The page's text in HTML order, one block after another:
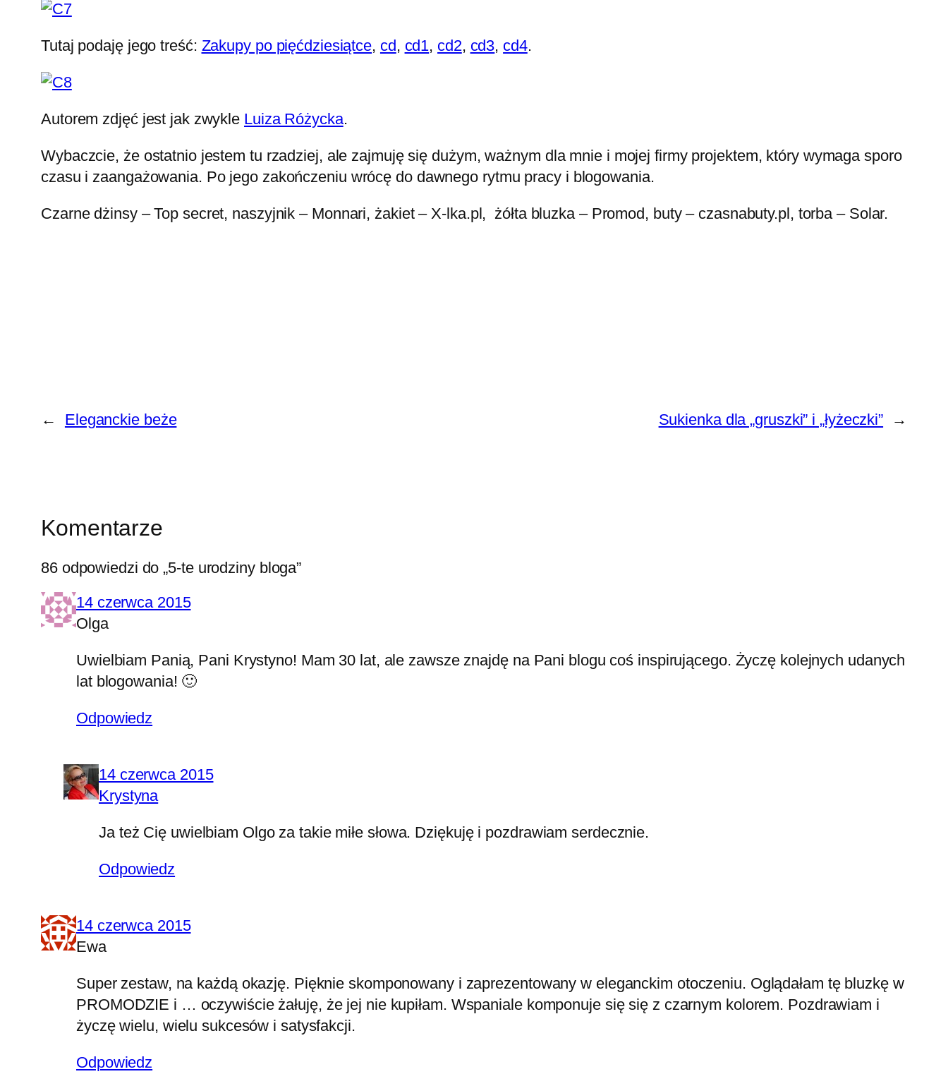
Tutaj podaję jego treść: Zakupy po pięćdziesiątce, cd , cd1, cd2, cd3, cd4.
Autorem zdjęć jest jak zwykle Luiza Różycka.
Wybaczcie, że ostatnio jestem tu rzadziej, ale zajmuję się dużym, ważnym dla mnie i mojej firmy projektem, który wymaga sporo
czasu i zaangażowania. Po jego zakończeniu wrócę do dawnego rytmu pracy i blogowania.
Czarne dżinsy – Top secret, naszyjnik – Monnari, żakiet – X-lka.pl, żółta bluzka – Promod, buty – czasnabuty.pl, torba – Solar.
← Eleganckie beże Sukienka dla „gruszki” i „łyżeczki” →
Komentarze
86 odpowiedzi do „5-te urodziny bloga”
14 czerwca 2015
Olga
Uwielbiam Panią, Pani Krystyno! Mam 30 lat, ale zawsze znajdę na Pani blogu coś inspirującego. Życzę kolejnych udanych
lat blogowania! 🙂
Odpowiedz
14 czerwca 2015
Krystyna
Ja też Cię uwielbiam Olgo za takie miłe słowa. Dziękuję i pozdrawiam serdecznie.
Odpowiedz
14 czerwca 2015
Ewa
Super zestaw, na każdą okazję. Pięknie skomponowany i zaprezentowany w eleganckim otoczeniu. Oglądałam tę bluzkę w
PROMODZIE i … oczywiście żałuję, że jej nie kupiłam. Wspaniale komponuje się się z czarnym kolorem. Pozdrawiam i
życzę wielu, wielu sukcesów i satysfakcji.
Odpowiedz